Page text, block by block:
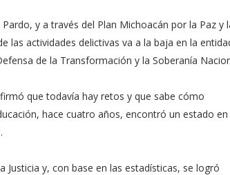
y a través del Plan Michoacán por la Paz y
las actividades delictivas va a la baja en la
de la Transformación y la Soberanía
que todavía hay retos y que sabe cómo
hace cuatro años, encontró un estado en
y, con base en las estadísticas, se logró